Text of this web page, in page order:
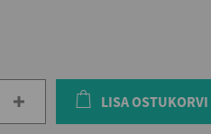
LISA OSTUKORVI